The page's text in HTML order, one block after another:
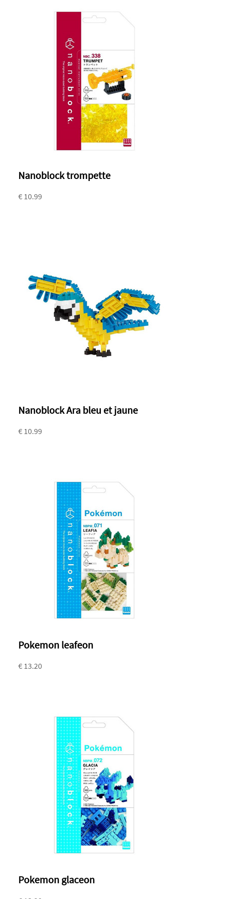
Nanoblock trompette
€ 10.99
Nanoblock Ara bleu et jaune
€ 10.99
Pokemon leafeon
€ 13.20
Pokemon glaceon